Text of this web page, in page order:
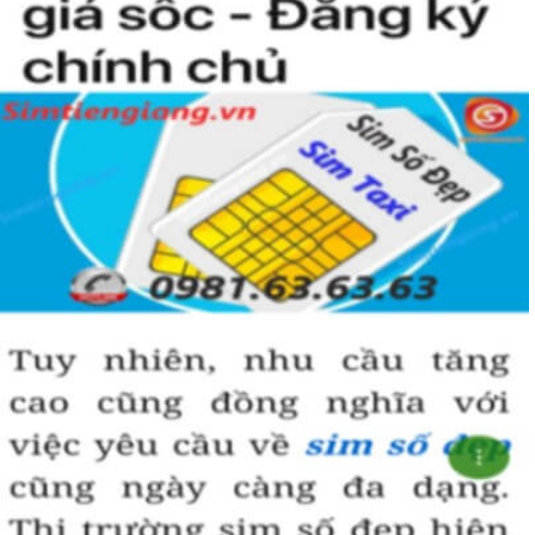
Sim Tiền Giang là đơn vị cung cấp sim số đẹp lục quý 9, sim giá rẻ
uy tín chất lượng.
Chọn mua sim số đẹp thường mất nhiều thời gian ở khoản lựa số,
một số phải vừa đẹp, vừa tốt về phong thủy thì mới là sim hoàn
hảo. Vậy phải làm sao?
- Cách nhanh nhất để chọn mua được sim lục quý 9 là bạn vào
trang chủ của Sim Tiền Giang, chọn mục “Sim giảm giá “ ở ngay
đầu trang chủ. Đây là danh sách sim được đại lý giảm giá vì một số
lý do nên bạn có thể chọn mua được số đẹp lại có giá cực rẻ nữa.
Ngoài ra quý khách chưa ưng ý về sim luc quy 9 có cũng thể tham
khảo thêm Sim Vinaphone,Sim Gmobile, Sim Lục Quý,Sim Năm
Sinh..